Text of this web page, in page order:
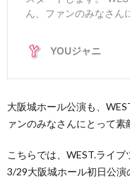
大阪城ホール公演も、
ァンのみなさんにとって
こちらでは、WEST.ライ
3/29大阪城ホール初日公